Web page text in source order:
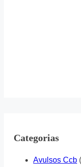
Categorias
Avulsos Ccb